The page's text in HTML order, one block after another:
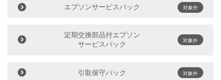
エプソンサービスパック 対象外
定期交換部品付エプソン
サービスパック
対象外
引取保守パック 対象外